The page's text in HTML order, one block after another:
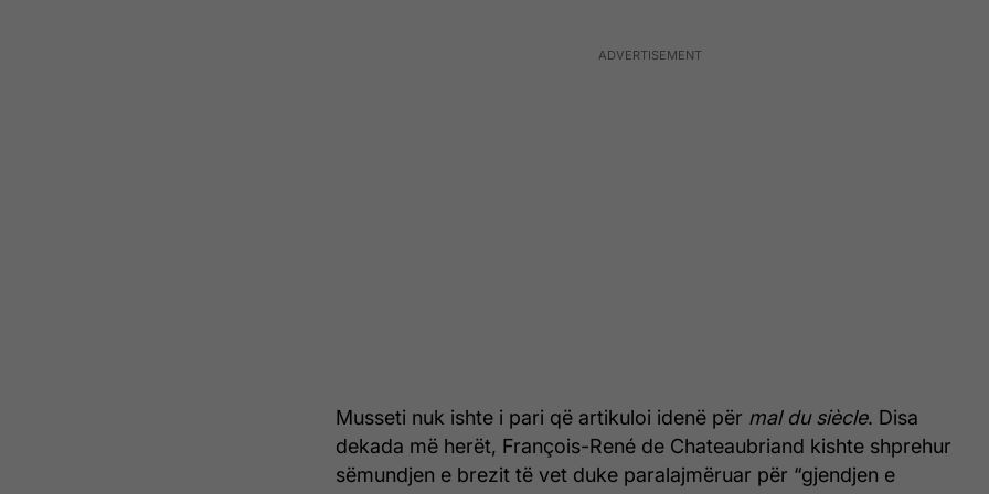
Musseti nuk ishte i pari që artikuloi idenë për mal du siècle. Disa
dekada më herët, François-René de Chateaubriand kishte shprehur
sëmundjen e brezit të vet duke paralajmëruar për “gjendjen e